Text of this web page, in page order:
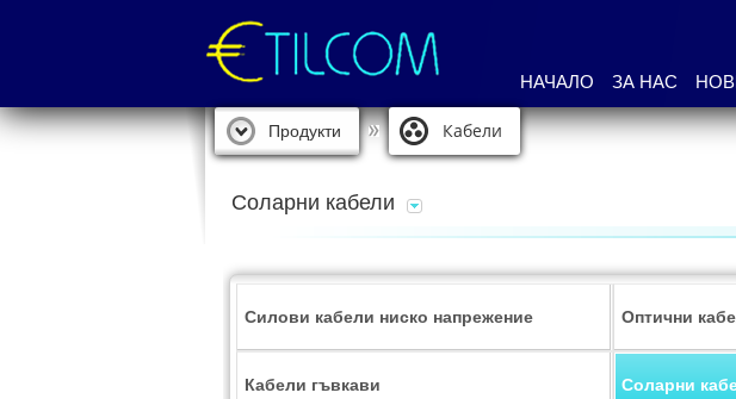
НАЧАЛО ЗА НАС
Продукти Кабели
Соларни кабели
Силови кабели ниско напрежение Оптични
Кабели гъвкави Соларни